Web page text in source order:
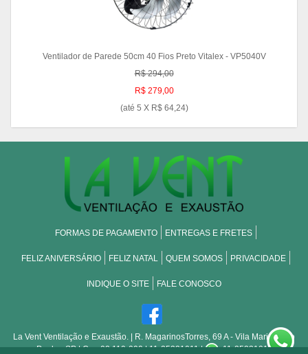
Ventilador de Parede 50cm 40 Fios Preto Vitalex - VP5040V
R$ 294,00
R$ 279,00
(até 5 X R$ 64,24)
FORMAS DE PAGAMENTO ENTREGAS E FRETES
FELIZ ANIVERSÁRIO FELIZ NATAL QUEM SOMOS PRIVACIDADE
INDIQUE O SITE FALE CONOSCO
La Vent Ventilação e Exaustão. | R. MagarinosTorres, 69 A - Vila Maria - São
Paulo - SP | Cep:02.119-000 | 11-25331011 |
11-25331011